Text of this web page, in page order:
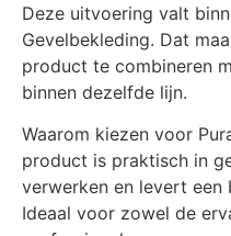
Deze uitvoering valt
Gevelbekleding. Dat
product te combineren
binnen dezelfde lijn.
Waarom kiezen voor
product is praktisch in
verwerken en levert een
Ideaal voor zowel de